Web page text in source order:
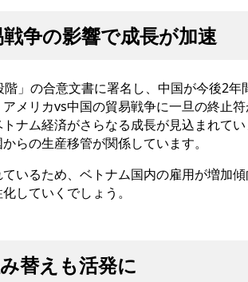
争の影響で成長が加速
」の合意文書に署名し、中国が今後2年
メリカvs中国の貿易戦争に一旦の終止
ナム経済がさらなる成長が見込まれてい
らの生産移管が関係しています。
いるため、ベトナム国内の雇用が増加
していくでしょう。
替えも活発に